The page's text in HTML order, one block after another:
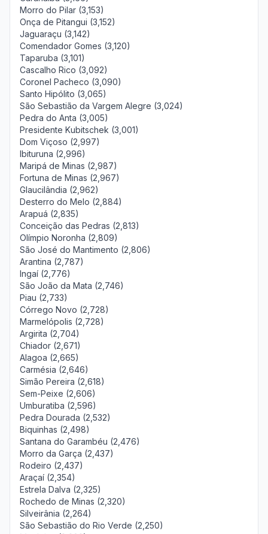
Morro do Pilar (3,153)
Onça de Pitangui (3,152)
Jaguaraçu (3,142)
Comendador Gomes (3,120)
Taparuba (3,101)
Cascalho Rico (3,092)
Coronel Pacheco (3,090)
Santo Hipólito (3,065)
São Sebastião da Vargem Alegre (3,024)
Pedra do Anta (3,005)
Presidente Kubitschek (3,001)
Dom Viçoso (2,997)
Ibituruna (2,996)
Maripá de Minas (2,987)
Fortuna de Minas (2,967)
Glaucilândia (2,962)
Desterro do Melo (2,884)
Arapuá (2,835)
Conceição das Pedras (2,813)
Olímpio Noronha (2,809)
São José do Mantimento (2,806)
Arantina (2,787)
Ingaí (2,776)
São João da Mata (2,746)
Piau (2,733)
Córrego Novo (2,728)
Marmelópolis (2,728)
Argirita (2,704)
Chiador (2,671)
Alagoa (2,665)
Carmésia (2,646)
Simão Pereira (2,618)
Sem-Peixe (2,606)
Umburatiba (2,596)
Pedra Dourada (2,532)
Biquinhas (2,498)
Santana do Garambéu (2,476)
Morro da Garça (2,437)
Rodeiro (2,437)
Araçaí (2,354)
Estrela Dalva (2,325)
Rochedo de Minas (2,320)
Silveirânia (2,264)
São Sebastião do Rio Verde (2,250)